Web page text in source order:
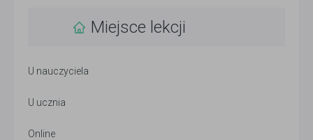
Miejsce lekcji
U nauczyciela
U ucznia
Online